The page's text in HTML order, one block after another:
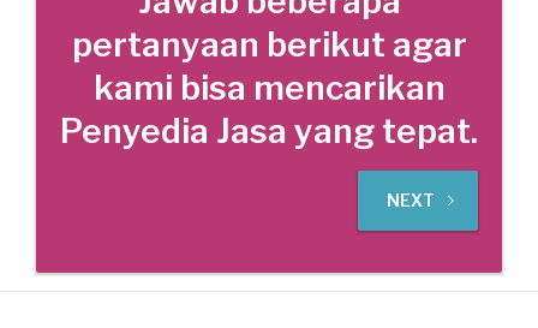
pertanyaan berikut agar
kami bisa mencarikan
Penyedia Jasa yang tepat.
NEXT